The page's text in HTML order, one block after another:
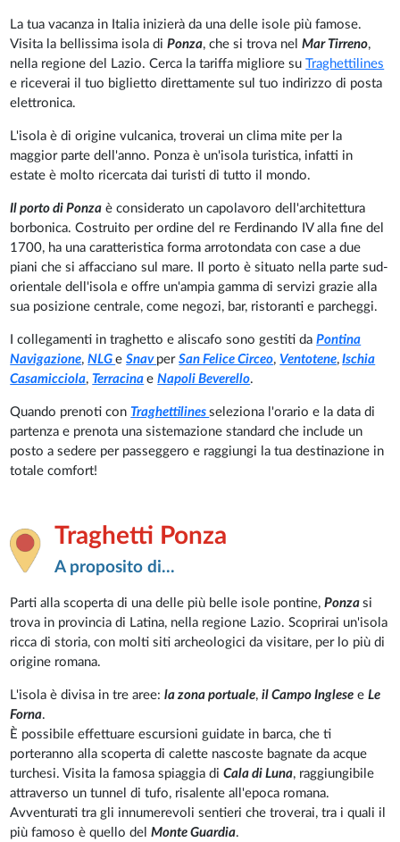
La tua vacanza in Italia inizierà da una delle isole più famose.
Visita la bellissima isola diPonza, che si trova nelMar Tirreno,
nella regione del Lazio. Cerca la tariffa migliore suTraghettilines
e riceverai il tuo biglietto direttamente sul tuo indirizzo di posta
elettronica.
L'isola è di origine vulcanica, troverai un clima mite per la
maggior parte dell'anno. Ponza è un'isola turistica, infatti in
estate è molto ricercata dai turisti di tutto il mondo.
Il porto di Ponza è considerato un capolavoro dell'architettura
borbonica. Costruito per ordine del re Ferdinando IV alla fine del
1700, ha una caratteristica forma arrotondata con case a due
piani che si affacciano sul mare. Il porto è situato nella parte sud-
orientale dell'isola e offre un'ampia gamma di servizi grazie alla
sua posizione centrale, come negozi, bar, ristoranti e parcheggi.
I collegamenti in traghetto e aliscafo sono gestiti daPontina
Navigazione,NLGeSnav perSan Felice Circeo, Ventotene, Ischia
Casamicciola,Terracina eNapoli Beverello.
Quando prenoti conTraghettilinesseleziona l'orario e la data di
partenza e prenota una sistemazione standard che include un
posto a sedere per passeggero e raggiungi la tua destinazione in
totale comfort!
Traghetti Ponza
A proposito di...
Parti alla scoperta di una delle più belle isole pontine,Ponzasi
trova in provincia di Latina, nella regione Lazio. Scoprirai un'isola
ricca di storia, con molti siti archeologici da visitare, per lo più di
origine romana.
L'isola è divisa in tre aree:la zona portuale,il Campo Inglese eLe
Forna.
È possibile effettuare escursioni guidate in barca, che ti
porteranno alla scoperta di calette nascoste bagnate da acque
turchesi. Visita la famosa spiaggia diCala di Luna, raggiungibile
attraverso un tunnel di tufo, risalente all'epoca romana.
Avventurati tra gli innumerevoli sentieri che troverai, tra i quali il
più famoso è quello delMonte Guardia.